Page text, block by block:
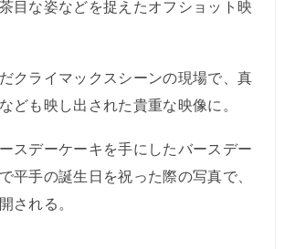
目な姿などを捉えたオフショット映
クライマックスシーンの現場で、真
も映し出された貴重な映像に。
スデーケーキを手にしたバースデー
平手の誕生日を祝った際の写真で、
される。